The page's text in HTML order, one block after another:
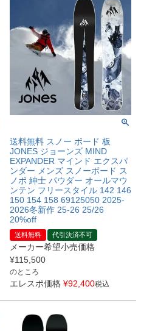
送料無料 スノー ボード 板
JONES ジョーンズ MIND
EXPANDER マインド エクスパ
ンダー メンズ スノーボード ス
ノボ 紳士 パウダー オールマウ
ンテン フリースタイル 142 146
150 154 158 69125050 2025-
2026冬新作 25-26 25/26
20%off
送料無料 代引決済不可
メーカー希望小売価格
¥115,500
のところ
エレスポ価格 ¥92,400税込